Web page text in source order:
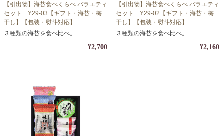
【引出物】海苔食べくらべ バラエティ
セット Y29-03【ギフト・海苔・梅
干し】【包装・熨斗対応】
３種類の海苔を食べ比べ。
¥2,700
【引出物】海苔食べくらべ バラエティ
セット Y29-02【ギフト・海苔・梅
干し】【包装・熨斗対応】
３種類の海苔を食べ比べ。
¥2,160